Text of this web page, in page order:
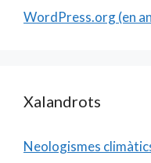
WordPress.org (en
Xalandrots
Neologismes